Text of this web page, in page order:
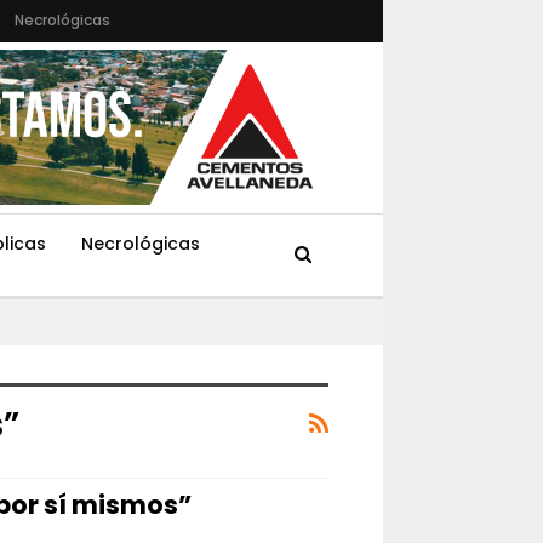
Necrológicas
Necrológicas
sí mismos”